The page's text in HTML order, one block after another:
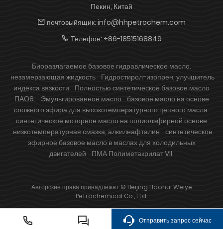
Пекин, Китай
почтовыйящик: info@hhpetrochem.com
Телефон: +86-18515168849
Биоразлагаемое базовое гидравлическое масло.
незамерзающая жидкость Гидростирол-изопрен, улучшитель
индекса вязкости
Полностью синтетическое базовое масло
ПАО8.
Эмульгированное масло
базовое масло на основе
сложного эфира для высокотемпературного цепного масла
синтетическое моторное масло на полиолэфирной основе
низкотемпературная смазка, алкилнафталин синтетическое
эфирное базовое масло в маслах для холодильных
двигателей
ПМА Полиметакрилат VII
Авторские права принадлежат © Beijing Haohui Weiye
Petrochemical Co., Ltd.
Отправить запрос сейчас